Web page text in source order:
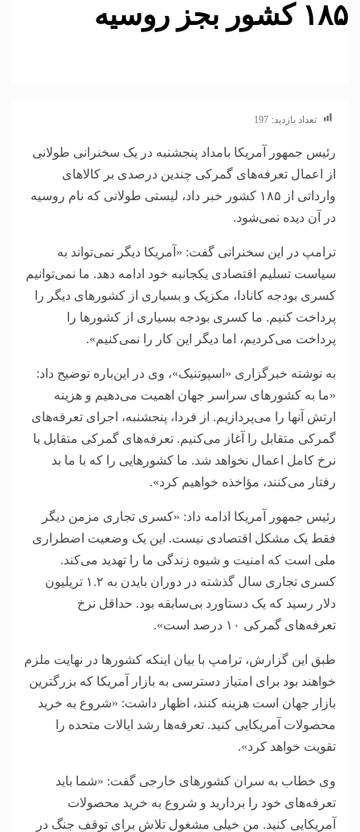
۱۸۵ کشور بجز روسیه
تعداد بازدید: 197
رئیس جمهور آمریکا بامداد پنجشنبه در یک سخنرانی طولانی
از اعمال تعرفه‌های گمرکی چندین درصدی بر کالا‌های
وارداتی از ۱۸۵ کشور خبر داد، لیستی طولانی که نام روسیه
در آن دیده نمی‌شود.
ترامپ در این سخنرانی گفت: «آمریکا دیگر نمی‌تواند به
سیاست تسلیم اقتصادی یکجانبه خود ادامه دهد. ما نمی‌توانیم
کسری بودجه کانادا، مکزیک و بسیاری از کشور‌های دیگر را
پرداخت کنیم. ما کسری بودجه بسیاری از کشور‌ها را
پرداخت می‌کردیم، اما دیگر این کار را نمی‌کنیم».
به نوشته خبرگزاری «اسپوتنیک»، وی در این‌باره توضیح داد:
«ما به کشور‌های سراسر جهان اهمیت می‌دهیم و هزینه
ارتش آنها را می‌پردازیم. از فردا، پنجشنبه، اجرای تعرفه‌های
گمرکی متقابل را آغاز می‌کنیم. تعرفه‌های گمرکی متقابل با
نرخ کامل اعمال نخواهد شد. ما کشور‌هایی را که با ما بد
رفتار می‌کنند، مؤاخذه خواهیم کرد».
رئیس جمهور آمریکا ادامه داد: «کسری تجاری مزمن دیگر
فقط یک مشکل اقتصادی نیست. این یک وضعیت اضطراری
ملی است که امنیت و شیوه زندگی ما را تهدید می‌کند.
کسری تجاری سال گذشته در دوران بایدن به ۱.۲ تریلیون
دلار رسید که یک دستاورد بی‌سابقه بود. حداقل نرخ
تعرفه‌های گمرکی ۱۰ درصد است».
طبق این گزارش، ترامپ با بیان اینکه کشور‌ها در نهایت ملزم
خواهند بود برای امتیاز دسترسی به بازار آمریکا که بزرگترین
بازار جهان است هزینه کنند، اظهار داشت: «شروع به خرید
محصولات آمریکایی کنید. تعرفه‌ها رشد ایالات متحده را
تقویت خواهد کرد».
وی خطاب به سران کشور‌های خارجی گفت: «شما باید
تعرفه‌های خود را بردارید و شروع به خرید محصولات
آمریکایی کنید. من خیلی مشغول تلاش برای توقف جنگ در